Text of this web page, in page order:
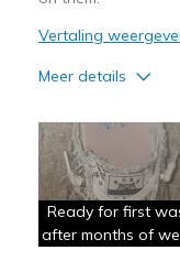
Vertaling
Meer details
Attractive Design
Comfortable
Durable
Ready for first
after months of